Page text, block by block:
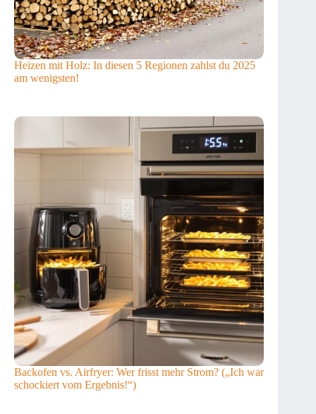
Heizen mit Holz: In diesen 5 Regionen zahlst du 2025
am wenigsten!
Backofen vs. Airfryer: Wer frisst mehr Strom? („Ich war
schockiert vom Ergebnis!“)